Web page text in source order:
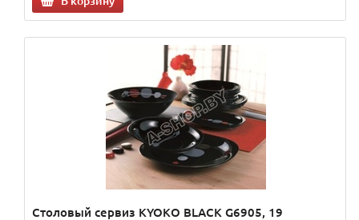
Столовый сервиз KYOKO BLACK G6905, 19